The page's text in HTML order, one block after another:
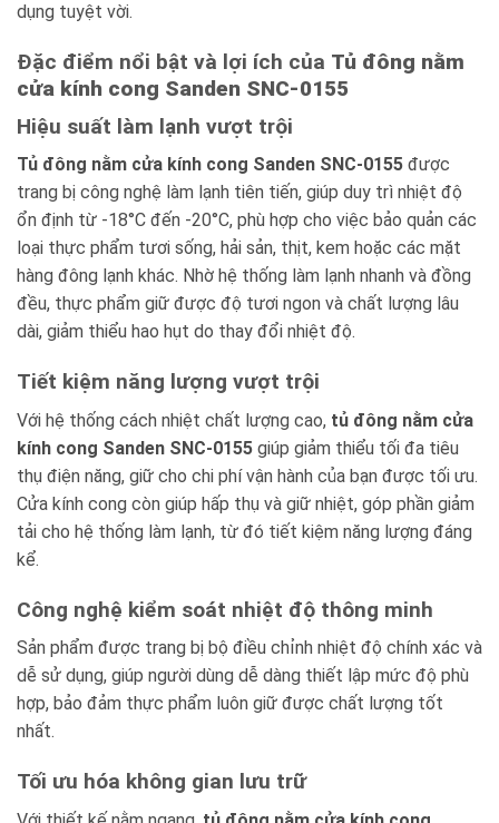
dụng tuyệt vời.
Đặc điểm nổi bật và lợi ích của Tủ đông nằm
cửa kính cong Sanden SNC-0155
Hiệu suất làm lạnh vượt trội
Tủ đông nằm cửa kính cong Sanden SNC-0155 được
trang bị công nghệ làm lạnh tiên tiến, giúp duy trì nhiệt độ
ổn định từ -18°C đến -20°C, phù hợp cho việc bảo quản các
loại thực phẩm tươi sống, hải sản, thịt, kem hoặc các mặt
hàng đông lạnh khác. Nhờ hệ thống làm lạnh nhanh và đồng
đều, thực phẩm giữ được độ tươi ngon và chất lượng lâu
dài, giảm thiểu hao hụt do thay đổi nhiệt độ.
Tiết kiệm năng lượng vượt trội
Với hệ thống cách nhiệt chất lượng cao, tủ đông nằm cửa
kính cong Sanden SNC-0155 giúp giảm thiểu tối đa tiêu
thụ điện năng, giữ cho chi phí vận hành của bạn được tối ưu.
Cửa kính cong còn giúp hấp thụ và giữ nhiệt, góp phần giảm
tải cho hệ thống làm lạnh, từ đó tiết kiệm năng lượng đáng
kể.
Công nghệ kiểm soát nhiệt độ thông minh
Sản phẩm được trang bị bộ điều chỉnh nhiệt độ chính xác và
dễ sử dụng, giúp người dùng dễ dàng thiết lập mức độ phù
hợp, bảo đảm thực phẩm luôn giữ được chất lượng tốt
nhất.
Tối ưu hóa không gian lưu trữ